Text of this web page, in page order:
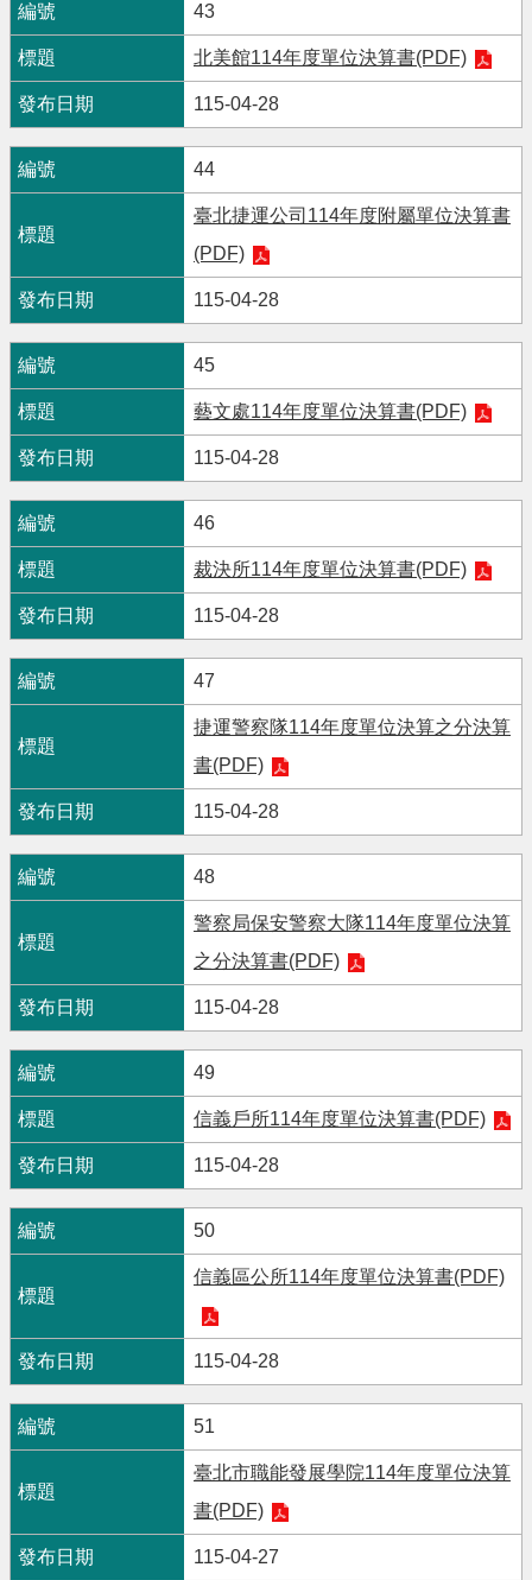
43
北美館114年度單位決算書(PDF)
115-04-28
44
臺北捷運公司114年度附屬單位決算書
(PDF)
115-04-28
45
藝文處114年度單位決算書(PDF)
115-04-28
46
裁決所114年度單位決算書(PDF)
115-04-28
47
捷運警察隊114年度單位決算之分決算
書(PDF)
115-04-28
48
警察局保安警察大隊114年度單位決算
之分決算書(PDF)
115-04-28
49
信義戶所114年度單位決算書(PDF)
115-04-28
50
信義區公所114年度單位決算書(PDF)
115-04-28
51
臺北市職能發展學院114年度單位決算
書(PDF)
115-04-27